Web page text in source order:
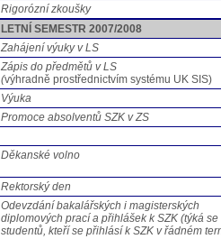
Rigorózní zkoušky
LETNÍ SEMESTR 2007/2008
Zahájení výuky v LS
Zápis do předmětů v LS
(výhradně prostřednictvím systému UK SIS)
Výuka
Promoce absolventů SZK v ZS
Děkanské volno
Rektorský den
Odevzdání bakalářských i magisterských
diplomových prací a přihlášek k SZK (týká se
studentů, kteří se přihlásí k SZK v řádném